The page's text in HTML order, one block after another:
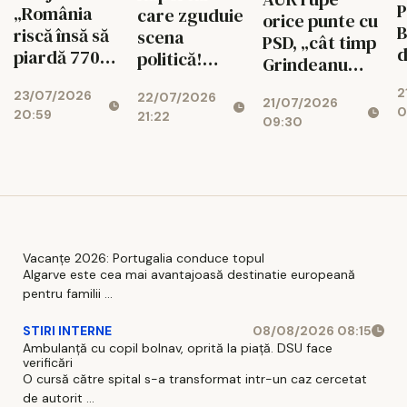
„România
riscă însă să
piardă 770
de euro dacă
legea
23/07/2026
20:59
care zguduie
scena
politică!
explică de ce
cresc
22/07/2026
21:22
orice punte cu
PSD, „cât timp
Grindeanu
partidul”
21/07/2026
09:30
Vacanțe 2026: Portugalia conduce topul
Algarve este cea mai avantajoasă destinatie europeană
pentru familii ...
STIRI INTERNE
08/08/2026 08:15
Ambulanță cu copil bolnav, oprită la piață. DSU face
verificări
O cursă către spital s-a transformat intr-un caz cercetat
de autorit ...